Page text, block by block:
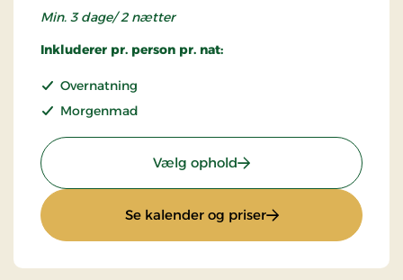
Min. 3 dage/ 2 nætter
Inkluderer pr. person pr. nat:
Overnatning
Morgenmad
Vælg ophold: Superpris
Se kalender og priser: Superpris